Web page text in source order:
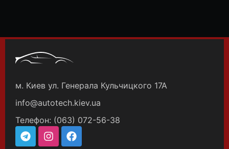
м. Киев ул. Генерала Кульчицкого 17А
info@autotech.kiev.ua
Телефон: (063) 072-56-38